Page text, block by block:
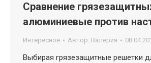
Сравнение
алюминиевые против
Интересное Автор: Валерия
Выбирая грязезащитные решетки